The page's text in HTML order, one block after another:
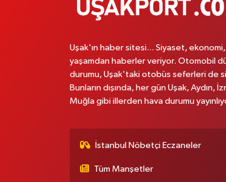
Uşak'ın haber sitesi... Siyaset,
yaşamdan haberler veriyor. Otomobil
durumu, Uşak'taki otobüs seferleri de
Bunların dışında, her gün Uşak, Aydın,
Muğla gibi illerden hava durumu
İstanbul Nöbetçi Eczaneler
Tüm Manşetler